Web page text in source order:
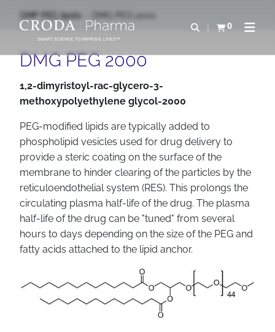
PARA
CONTEÚDO
PARA
MENU
SMART SCIENCE TO IMPROVE LIVES™
Abrir pesquisa
0
Exibir cestaAbrir
GMP PEG lipids
DMG PEG 2000
1,2-dimyristoyl-rac-glycero-3-
methoxypolyethylene glycol-2000
PEG-modified lipids are typically added to
phospholipid vesicles used for drug delivery to
provide a steric coating on the surface of the
membrane to hinder clearing of the particles by the
reticuloendothelial system (RES). This prolongs the
circulating plasma half-life of the drug. The plasma
half-life of the drug can be "tuned" from several
hours to days depending on the size of the PEG and
fatty acids attached to the lipid anchor.